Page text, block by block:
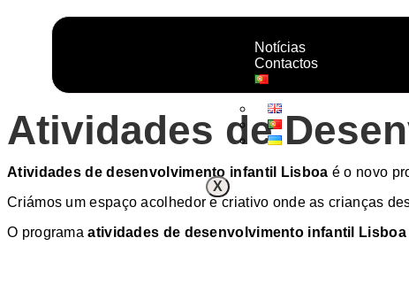
Notícias
Contactos
X
Atividades de
Atividades de desenvolvimento infantil Lisboa é o novo
Criámos um espaço acolhedor e criativo onde as crianças
O programaatividades de desenvolvimento infantil Lisboa